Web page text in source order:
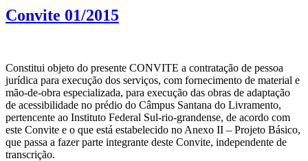
Convite 01/2015
Constitui objeto do presente CONVITE a contratação de pessoa
jurídica para execução dos serviços, com fornecimento de material e
mão-de-obra especializada, para execução das obras de adaptação
de acessibilidade no prédio do Câmpus Santana do Livramento,
pertencente ao Instituto Federal Sul-rio-grandense, de acordo com
este Convite e o que está estabelecido no Anexo II – Projeto Básico,
que passa a fazer parte integrante deste Convite, independente de
transcrição.